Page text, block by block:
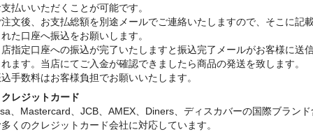
払いいただくことが可能です。
文後、お支払総額を別途メールでご連絡いたしますので、そこに記
た口座へ振込をお願いします。
指定口座への振込が完了いたしますと振込完了メールがお客様に送
ます。当店にてご入金が確認できましたら商品の発送を致します。
手数料はお客様負担でお願いいたします。
レジットカード
、Mastercard、JCB、AMEX、Diners、ディスカバーの国際ブランド
くのクレジットカード会社に対応しています。